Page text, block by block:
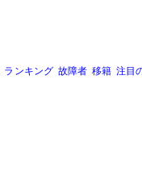
ランキング 故障者 移籍 注目